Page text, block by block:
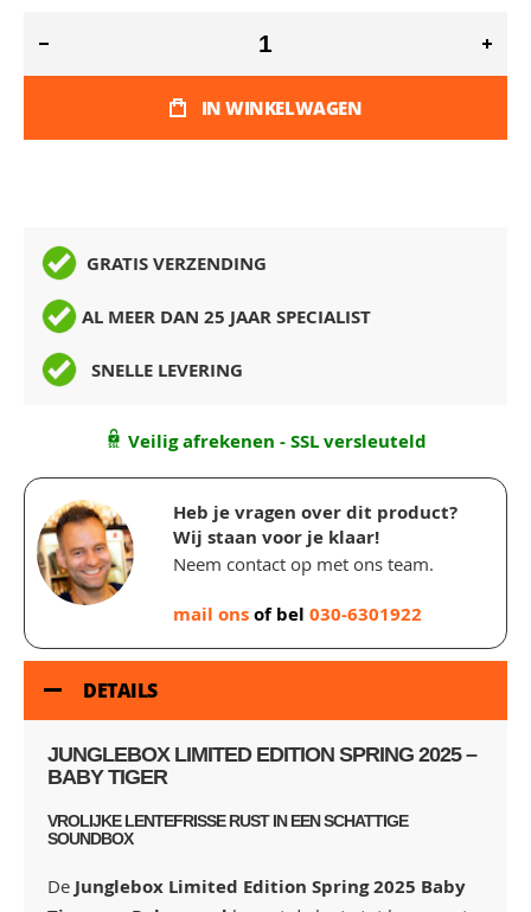
IN WINKELWAGEN
GRATIS VERZENDING
AL MEER DAN 25 JAAR SPECIALIST
SNELLE LEVERING
Veilig afrekenen - SSL versleuteld
Heb je vragen over dit product?
Wij staan voor je klaar!
Neem contact op met ons team.
mail onsof bel 030-6301922
DETAILS
JUNGLEBOX LIMITED EDITION SPRING 2025 –
BABY TIGER
VROLIJKE LENTEFRISSE RUST IN EEN SCHATTIGE
SOUNDBOX
De Junglebox Limited Edition Spring 2025 Baby